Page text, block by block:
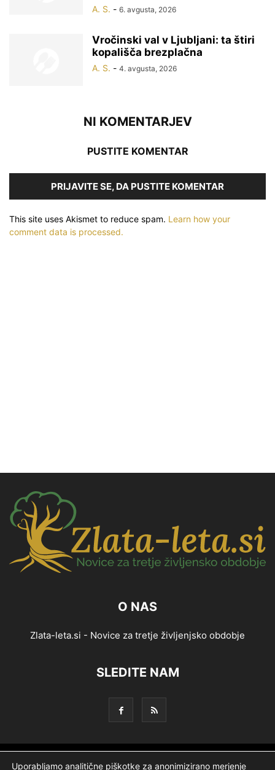
A. S. - 6. avgusta, 2026
Vročinski val v Ljubljani: ta štiri
kopališča brezplačna
A. S. - 4. avgusta, 2026
NI KOMENTARJEV
PUSTITE KOMENTAR
PRIJAVITE SE, DA PUSTITE KOMENTAR
This site uses Akismet to reduce spam. Learn how your
comment data is processed.
O NAS
Zlata-leta.si - Novice za tretje življenjsko obdobje
SLEDITE NAM
Splošni pogoji Piškotki Politika zasebnosti
Uporabljamo analitične piškotke za anonimizirano merjenje